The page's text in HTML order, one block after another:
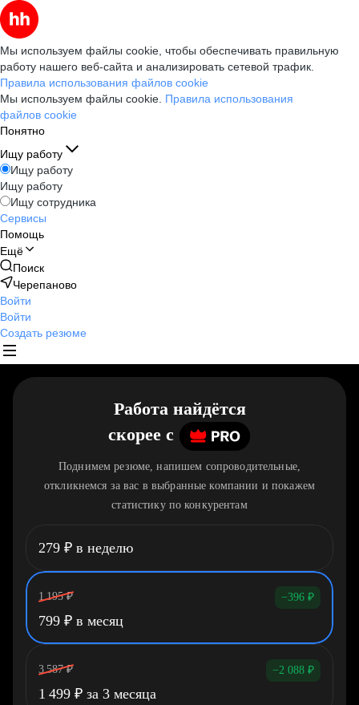
Мы используем файлы cookie, чтобы обеспечивать правильную
работу нашего веб-сайта и анализировать сетевой трафик.
Правила использования файлов cookie
Мы используем файлы cookie. Правила использования
файлов cookie
Понятно
Ищу работу
Ищу работу
Ищу работу
Ищу сотрудника
Сервисы
Помощь
Ещё
Поиск
Черепаново
Войти
Войти
Создать резюме
Работа найдётся
скорее c
Поднимем резюме, напишем сопроводительные,
откликнемся за вас в выбранные компании и покажем
статистику по конкурентам
279 ₽ в неделю
1 195 ₽ −396 ₽
799 ₽ в месяц
3 587 ₽ −2 088 ₽
1 499 ₽ за 3 месяца